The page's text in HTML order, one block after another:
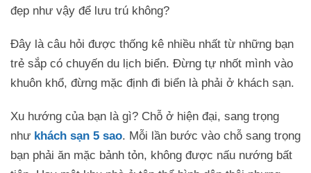
đẹp như vậy để lưu trú không?
Đây là câu hỏi được thống kê nhiều nhất từ những bạn
trẻ sắp có chuyến du lịch biển. Đừng tự nhốt mình vào
khuôn khổ, đừng mặc định đi biển là phải ở khách sạn.
Xu hướng của bạn là gì? Chỗ ở hiện đại, sang trọng
như khách sạn 5 sao. Mỗi lần bước vào chỗ sang trọng
bạn phải ăn mặc bảnh tỏn, không được nấu nướng bất